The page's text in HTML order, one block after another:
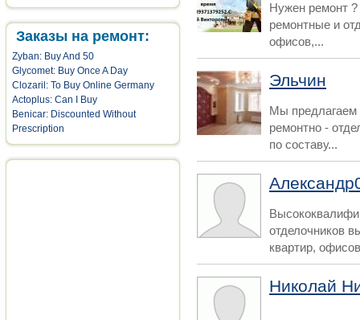
Заказы на ремонт:
Zyban: Buy And 50
Glycomet: Buy Once A Day
Clozaril: To Buy Online Germany
Actoplus: Can I Buy
Benicar: Discounted Without
Prescription
Нужен ремонт ?
ремонтные и
офисов,...
Эльчин
Мы предлагаем
ремонтно -
по составу...
отделочников
квартир,
Николай